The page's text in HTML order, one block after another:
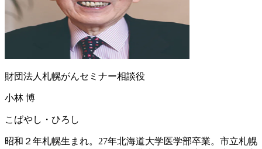
財団法人札幌がんセミナー相談役
小林 博
こばやし・ひろし
昭和２年札幌生まれ。27年北海道大学医学部卒業。市立札幌